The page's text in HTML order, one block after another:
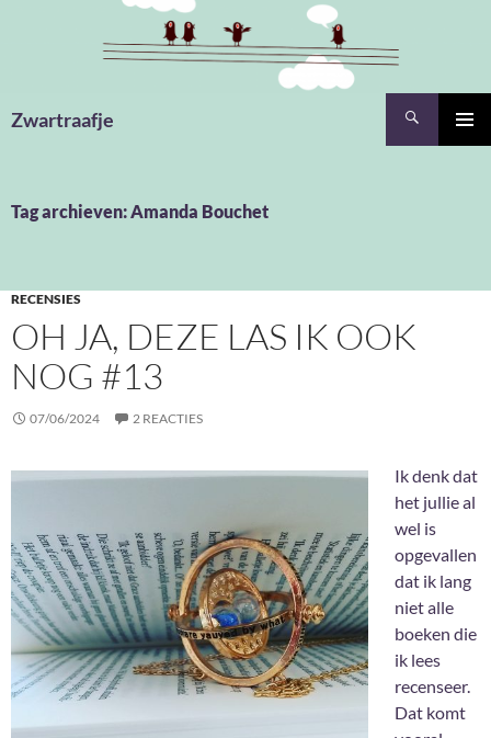
Zwartraafje
Tag archieven: Amanda Bouchet
RECENSIES
OH JA, DEZE LAS IK OOK
NOG #13
07/06/2024 2 REACTIES
Ik denk dat
het jullie al
wel is
opgevallen
dat ik lang
niet alle
boeken die
ik lees
recenseer.
Dat komt